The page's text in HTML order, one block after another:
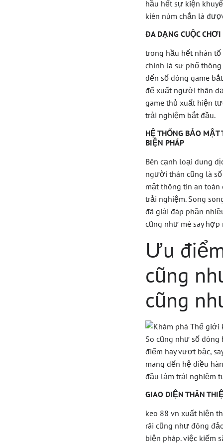
hầu hết sự kiện
kiên núm chắn là
ĐA DẠNG CUỘC
trong hầu hết nhân
chính là sự phổ
đến số đông game
để xuất người thân
game thủ xuất hiện
trải nghiệm bắt đầu.
HỆ THỐNG BẢO MẬT
BIỆN PHÁP
Bên cạnh loại dung
người thân cũng là
mật thông tin an
trải nghiệm. Song
đã giải đáp phần
cũng như mê say hợp
Ưu
cũng
cũng
So cũng như số
điểm hay vượt bậc,
mang đến hệ điều
đầu làm trải nghiệm
GIAO DIỆN THÂN
keo 88 vn xuất hiện
rãi cũng như đông
biện pháp. việc kiếm